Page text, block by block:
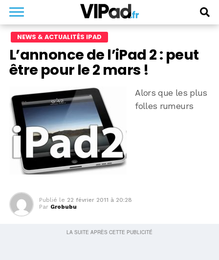
NEWS & ACTUALITÉS IPAD
L’annonce de l’iPad 2 : peut
être pour le 2 mars !
Alors que les plus
folles rumeurs
Publié le 22 février 2011 à 20:28
Par Grobubu